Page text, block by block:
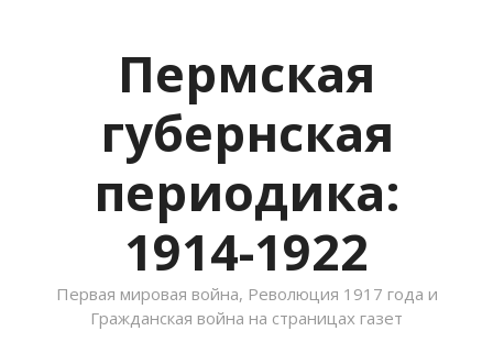
Пермская
губернская
периодика:
1914-1922
Первая мировая война, Революция 1917 года и
Гражданская война на страницах газет